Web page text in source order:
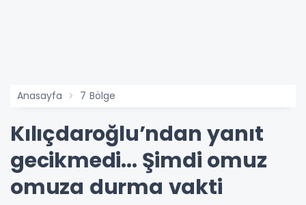
Anasayfa 7 Bölge
Kılıçdaroğlu’ndan yanıt
gecikmedi... Şimdi omuz
omuza durma vakti